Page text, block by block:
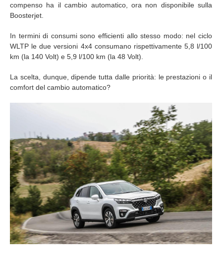
compenso ha il cambio automatico, ora non disponibile sulla
Boosterjet.
In termini di consumi sono efficienti allo stesso modo: nel ciclo
WLTP le due versioni 4x4 consumano rispettivamente 5,8 l/100
km (la 140 Volt) e 5,9 l/100 km (la 48 Volt).
La scelta, dunque, dipende tutta dalle priorità: le prestazioni o il
comfort del cambio automatico?